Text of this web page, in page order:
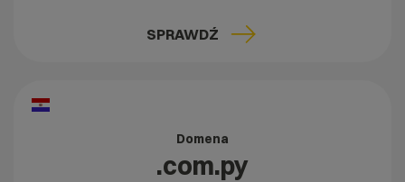
SPRAWDŹ
Domena
.com.py